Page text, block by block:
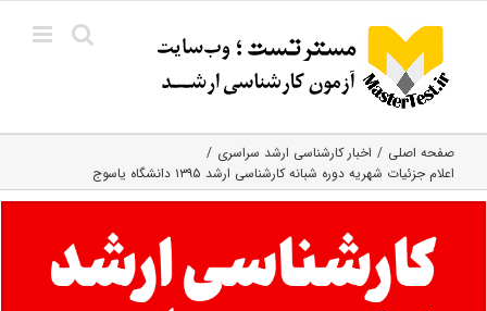
content
صفحه اصلی
اخبار کارشناسی ارشد سراسری
اعلام جزئیات شهریه دوره‌ شبانه کارشناسی ارشد ۱۳۹۵ دانشگاه یاسوج